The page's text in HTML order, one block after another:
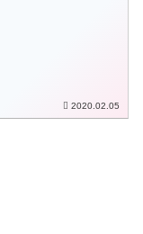
2020.02.05